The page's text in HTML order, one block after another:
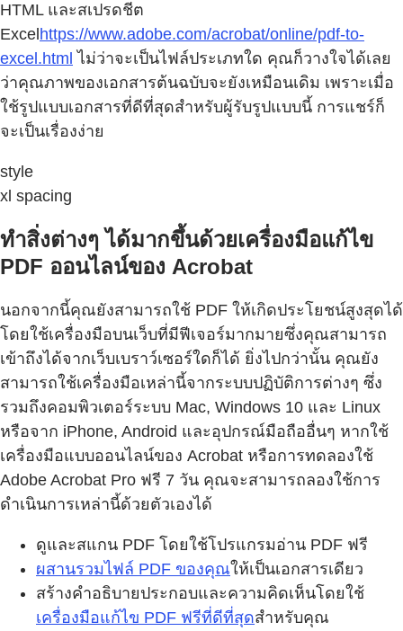
HTML และสเปรดชีต
Excel https://www.adobe.com/acrobat/online/pdf-to-
excel.html ไม่ว่าจะเป็นไฟล์ประเภทใด คุณก็วางใจได้เลย
ว่าคุณภาพของเอกสารต้นฉบับจะยังเหมือนเดิม เพราะเมื่อ
ใช้รูปแบบเอกสารที่ดีที่สุดสำหรับผู้รับรูปแบบนี้ การแชร์ก็
จะเป็นเรื่องง่าย
style
xl spacing
ทำสิ่งต่างๆ ได้มากขึ้นด้วยเครื่องมือแก้ไข
PDF ออนไลน์ของ Acrobat
นอกจากนี้คุณยังสามารถใช้ PDF ให้เกิดประโยชน์สูงสุดได้
โดยใช้เครื่องมือบนเว็บที่มีฟีเจอร์มากมายซึ่งคุณสามารถ
เข้าถึงได้จากเว็บเบราว์เซอร์ใดก็ได้ ยิ่งไปกว่านั้น คุณยัง
สามารถใช้เครื่องมือเหล่านี้จากระบบปฏิบัติการต่างๆ ซึ่ง
รวมถึงคอมพิวเตอร์ระบบ Mac, Windows 10 และ Linux
หรือจาก iPhone, Android และอุปกรณ์มือถืออื่นๆ หากใช้
เครื่องมือแบบออนไลน์ของ Acrobat หรือการทดลองใช้
Adobe Acrobat Pro ฟรี 7 วัน คุณจะสามารถลองใช้การ
ดำเนินการเหล่านี้ด้วยตัวเองได้
ดูและสแกน PDF โดยใช้โปรแกรมอ่าน PDF ฟรี
ผสานรวมไฟล์ PDF ของคุณให้เป็นเอกสารเดียว
สร้างคำอธิบายประกอบและความคิดเห็นโดยใช้
เครื่องมือแก้ไข PDF ฟรีที่ดีที่สุดสำหรับคุณ